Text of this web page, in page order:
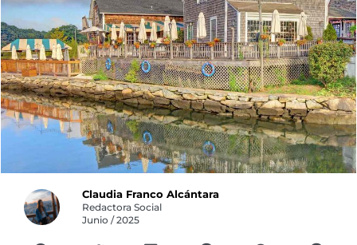
Claudia Franco Alcántara
Redactora Social
Junio / 2025